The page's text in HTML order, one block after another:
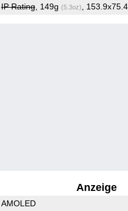
IP Rating, 149g (5.3oz) ,
Anzeige
AMOLED